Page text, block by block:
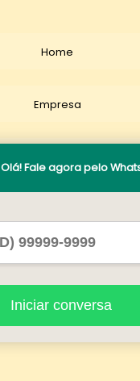
Home
Empresa
Contato
Mapa do site
Olá! Fale agora pelo
Iniciar conversa